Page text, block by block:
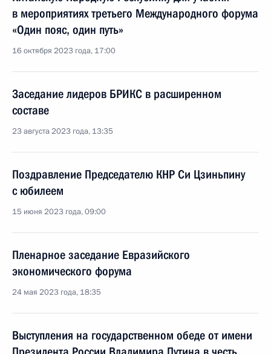
в мероприятиях третьего Международного форума
«Один пояс, один путь»
16 октября 2023 года, 17:00
Заседание лидеров БРИКС в расширенном
составе
23 августа 2023 года, 13:35
Поздравление Председателю КНР Си Цзиньпину
с юбилеем
15 июня 2023 года, 09:00
Пленарное заседание Евразийского
экономического форума
24 мая 2023 года, 18:35
Выступления на государственном обеде от имени